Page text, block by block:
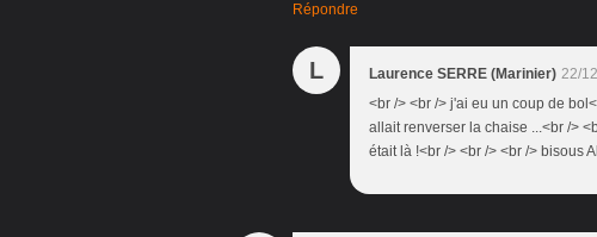
Répondre
L Laurence SERRE (Marinier) 22/
<br /> <br /> j'ai eu un coup de
allait renverser la chaise ...<br />
était là !<br /> <br /> <br /> bisous